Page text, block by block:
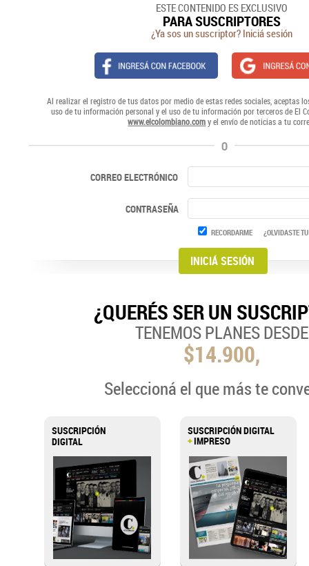
ESTE CONTENIDO ES EXCLUSIVO
PARA SUSCRIPTORES
¿Ya sos un suscriptor? Iniciá sesión
Al realizar el registro de tus datos por medio de estas redes sociales, aceptas
uso de tu información personal y el uso de tu información por terceros de El
www.elcolombiano.comy el envío de noticias a tu
O
CORREO ELECTRÓNICO
CONTRASEÑA
RECORDARME ¿OLVIDASTE TU
¿QUERÉS SER UN
TENEMOS PLANES DESDE
$14.900,
Seleccioná el que más te
SUSCRIPCIÓN
DIGITAL
SUSCRIPCIÓN DIGITAL
+IMPRESO